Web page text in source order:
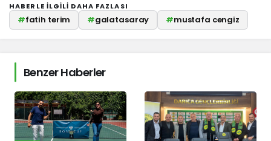
HABERLE ILGILI DAHA FAZLASI
#fatih terim #galatasaray #mustafa cengiz
Benzer Haberler